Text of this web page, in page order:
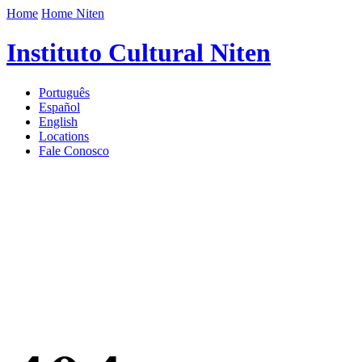
Home Home Niten
Instituto Cultural Niten
Português
Español
English
Locations
Fale Conosco